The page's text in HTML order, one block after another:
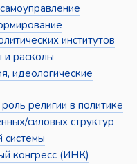
институтов
и расколы
идеологические
религии в политике
силовых структур
системы
конгресс (ИНК)